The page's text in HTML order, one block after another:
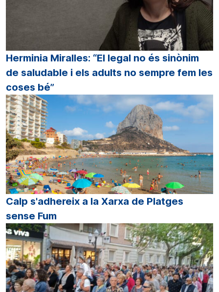
Herminia Miralles: “El legal no és sinònim
de saludable i els adults no sempre fem les
coses bé”
Calp s'adhereix a la Xarxa de Platges
sense Fum